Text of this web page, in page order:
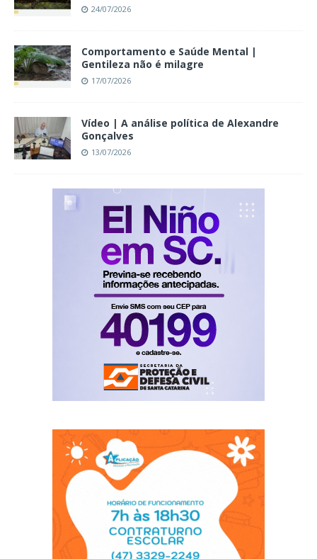
24/07/2026
Comportamento e Saúde Mental |
Gentileza não é milagre
17/07/2026
Vídeo | A análise política de Alexandre
Gonçalves
13/07/2026